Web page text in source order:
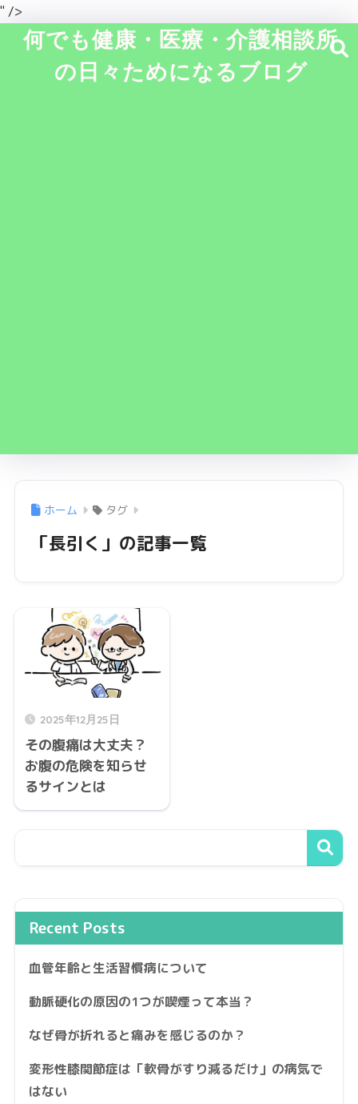
" />
何でも健康・医療・介護相談所
の日々ためになるブログ
ホーム タグ
「長引く」の記事一覧
2025年12月25日
その腹痛は大丈夫？
お腹の危険を知らせ
るサインとは
Recent Posts
血管年齢と生活習慣病について
動脈硬化の原因の1つが喫煙って本当？
なぜ骨が折れると痛みを感じるのか？
変形性膝関節症は「軟骨がすり減るだけ」の病気で
はない